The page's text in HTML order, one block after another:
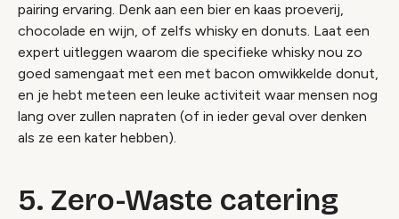
pairing ervaring. Denk aan een bier en kaas proeverij,
chocolade en wijn, of zelfs whisky en donuts. Laat een
expert uitleggen waarom die specifieke whisky nou zo
goed samengaat met een met bacon omwikkelde donut,
en je hebt meteen een leuke activiteit waar mensen nog
lang over zullen napraten (of in ieder geval over denken
als ze een kater hebben).
5. Zero-Waste catering